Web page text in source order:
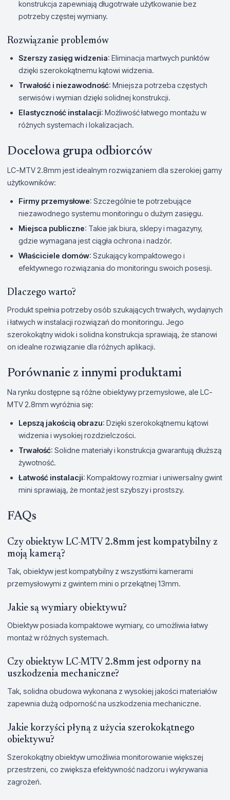
konstrukcja zapewniają długotrwałe użytkowanie bez
potrzeby częstej wymiany.
Rozwiązanie problemów
Szerszy zasięg widzenia: Eliminacja martwych punktów
dzięki szerokokątnemu kątowi widzenia.
Trwałość i niezawodność: Mniejsza potrzeba częstych
serwisów i wymian dzięki solidnej konstrukcji.
Elastyczność instalacji: Możliwość łatwego montażu w
różnych systemach i lokalizacjach.
Docelowa grupa odbiorców
LC-MTV 2.8mm jest idealnym rozwiązaniem dla szerokiej gamy
użytkowników:
Firmy przemysłowe: Szczególnie te potrzebujące
niezawodnego systemu monitoringu o dużym zasięgu.
Miejsca publiczne: Takie jak biura, sklepy i magazyny,
gdzie wymagana jest ciągła ochrona i nadzór.
Właściciele domów: Szukający kompaktowego i
efektywnego rozwiązania do monitoringu swoich posesji.
Dlaczego warto?
Produkt spełnia potrzeby osób szukających trwałych, wydajnych
i łatwych w instalacji rozwiązań do monitoringu. Jego
szerokokątny widok i solidna konstrukcja sprawiają, że stanowi
on idealne rozwiązanie dla różnych aplikacji.
Porównanie z innymi produktami
Na rynku dostępne są różne obiektywy przemysłowe, ale LC-
MTV 2.8mm wyróżnia się:
Lepszą jakością obrazu: Dzięki szerokokątnemu kątowi
widzenia i wysokiej rozdzielczości.
Trwałość: Solidne materiały i konstrukcja gwarantują dłuższą
żywotność.
Łatwość instalacji: Kompaktowy rozmiar i uniwersalny gwint
mini sprawiają, że montaż jest szybszy i prostszy.
FAQs
Czy obiektyw LC-MTV 2.8mm jest kompatybilny z
moją kamerą?
Tak, obiektyw jest kompatybilny z wszystkimi kamerami
przemysłowymi z gwintem mini o przekątnej 13mm.
Jakie są wymiary obiektywu?
Obiektyw posiada kompaktowe wymiary, co umożliwia łatwy
montaż w różnych systemach.
Czy obiektyw LC-MTV 2.8mm jest odporny na
uszkodzenia mechaniczne?
Tak, solidna obudowa wykonana z wysokiej jakości materiałów
zapewnia dużą odporność na uszkodzenia mechaniczne.
Jakie korzyści płyną z użycia szerokokątnego
obiektywu?
Szerokokątny obiektyw umożliwia monitorowanie większej
przestrzeni, co zwiększa efektywność nadzoru i wykrywania
zagrożeń.